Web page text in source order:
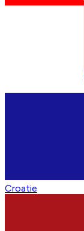
Croatie